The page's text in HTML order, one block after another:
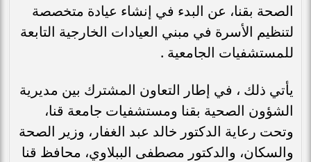
الصحة بقنا، عن البدء في إنشاء عيادة متخصصة
لتنظيم الأسرة في مبني العيادات الخارجية التابعة
للمستشفيات الجامعية .
يأتي ذلك ، في إطار التعاون المشترك بين مديرية
الشؤون الصحية بقنا ومستشفيات جامعة قنا،
وتحت رعاية الدكتور خالد عبد الغفار، وزير الصحة
والسكان، والدكتور مصطفى الببلاوي، محافظ قنا